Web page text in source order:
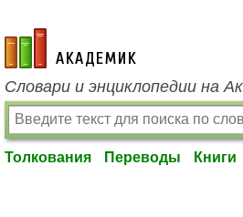
academic.ru
Словари и энциклопедии на
Толкования Переводы Книги